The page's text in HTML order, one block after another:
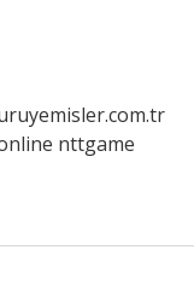
nttgame